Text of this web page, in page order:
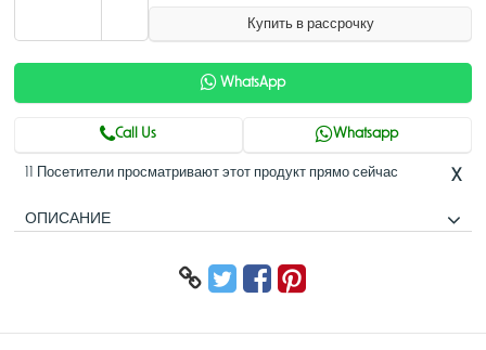
Купить в рассрочку
WhatsApp
Call Us Whatsapp
X
11 Посетители просматривают этот продукт прямо сейчас
ОПИСАНИЕ
4 Channel Smart 1U 1HDD Network Video
Новый пользовательский интерфейс 4.0, Security baseline 2.1> H.264,